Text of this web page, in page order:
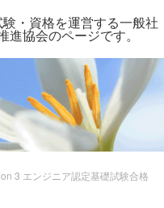
・資格を運営する一般社
進協会のページです。
3 エンジニア認定基礎試験合格